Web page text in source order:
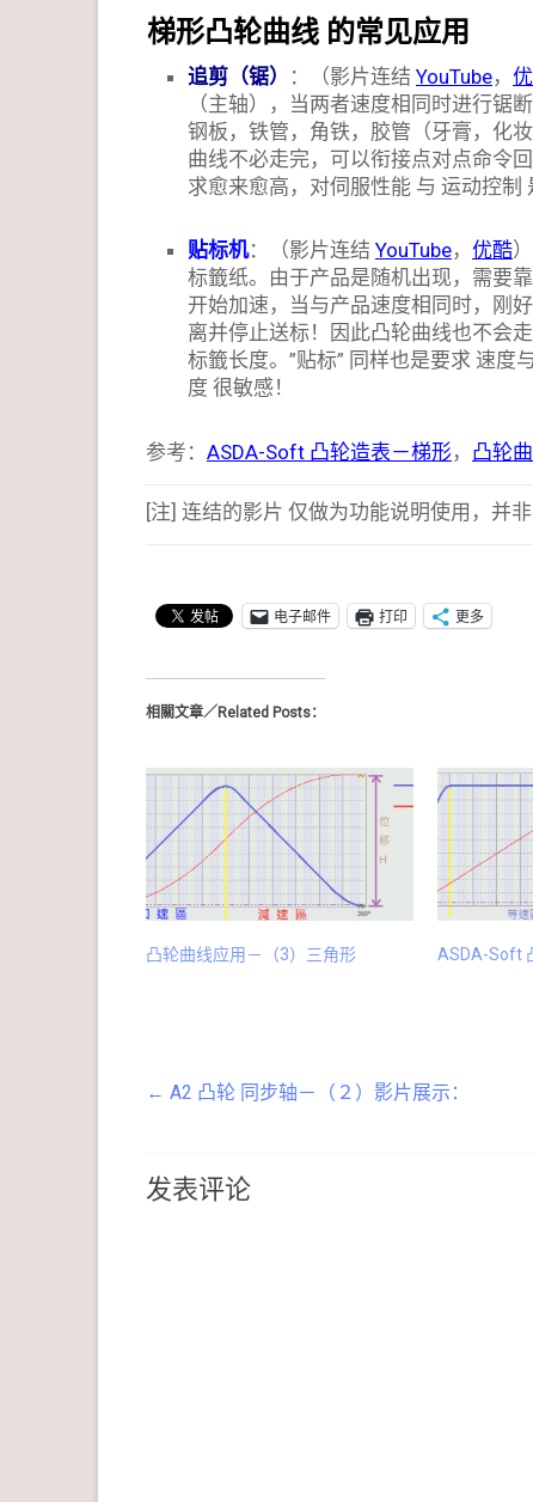
梯形凸轮曲线 的常见应用
追剪（锯） ：（影片连结 YouTube，
（主轴），当两者速度相同时进行锯
钢板，铁管，角铁，胶管（牙膏，化
曲线不必走完，可以衔接点对点命令
求愈来愈高，对伺服性能 与 运动控制
贴标机：（影片连结 YouTube， 优酷
标籤纸。由于产品是随机出现，需要
开始加速，当与产品速度相同时，刚
离并停止送标！因此凸轮曲线也不会
标籤长度。”贴标” 同样也是要求 速
度 很敏感！
参考： ASDA-Soft 凸轮造表－梯形， 凸轮
[注] 连结的影片 仅做为功能说明使用，并
电子邮件 打印 更多
相關文章／Related Posts：
凸轮曲线应用－（3）三角形 ASDA-Soft
← A2 凸轮 同步轴－（２）影片展示：
发表评论